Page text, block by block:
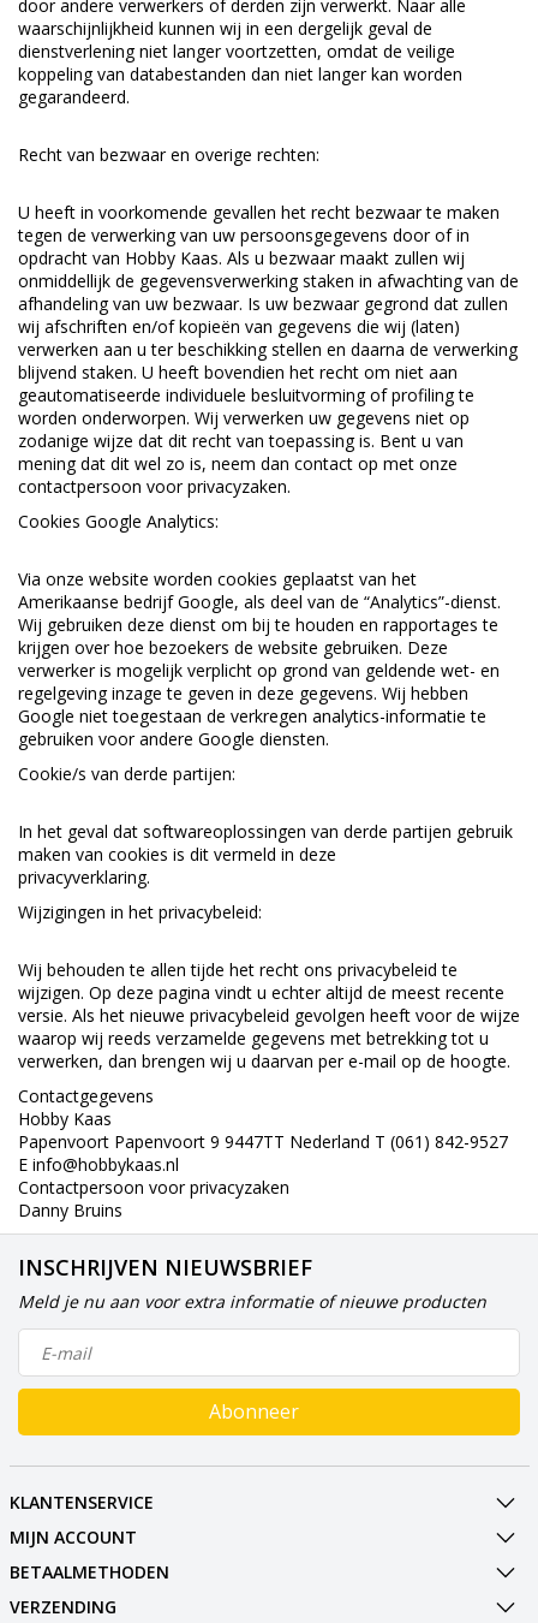
door andere verwerkers of derden zijn verwerkt. Naar alle
waarschijnlijkheid kunnen wij in een dergelijk geval de
dienstverlening niet langer voortzetten, omdat de veilige
koppeling van databestanden dan niet langer kan worden
gegarandeerd.
Recht van bezwaar en overige rechten:
U heeft in voorkomende gevallen het recht bezwaar te maken
tegen de verwerking van uw persoonsgegevens door of in
opdracht van Hobby Kaas. Als u bezwaar maakt zullen wij
onmiddellijk de gegevensverwerking staken in afwachting van de
afhandeling van uw bezwaar. Is uw bezwaar gegrond dat zullen
wij afschriften en/of kopieën van gegevens die wij (laten)
verwerken aan u ter beschikking stellen en daarna de verwerking
blijvend staken. U heeft bovendien het recht om niet aan
geautomatiseerde individuele besluitvorming of profiling te
worden onderworpen. Wij verwerken uw gegevens niet op
zodanige wijze dat dit recht van toepassing is. Bent u van
mening dat dit wel zo is, neem dan contact op met onze
contactpersoon voor privacyzaken.
Cookies Google Analytics:
Via onze website worden cookies geplaatst van het
Amerikaanse bedrijf Google, als deel van de “Analytics”-dienst.
Wij gebruiken deze dienst om bij te houden en rapportages te
krijgen over hoe bezoekers de website gebruiken. Deze
verwerker is mogelijk verplicht op grond van geldende wet- en
regelgeving inzage te geven in deze gegevens. Wij hebben
Google niet toegestaan de verkregen analytics-informatie te
gebruiken voor andere Google diensten.
Cookie/s van derde partijen:
In het geval dat softwareoplossingen van derde partijen gebruik
maken van cookies is dit vermeld in deze
privacyverklaring.
Wijzigingen in het privacybeleid:
Wij behouden te allen tijde het recht ons privacybeleid te
wijzigen. Op deze pagina vindt u echter altijd de meest recente
versie. Als het nieuwe privacybeleid gevolgen heeft voor de wijze
waarop wij reeds verzamelde gegevens met betrekking tot u
verwerken, dan brengen wij u daarvan per e-mail op de hoogte.
Contactgegevens
Hobby Kaas
Papenvoort Papenvoort 9 9447TT Nederland T (061) 842-9527
E info@hobbykaas.nl
Contactpersoon voor privacyzaken
Danny Bruins
INSCHRIJVEN NIEUWSBRIEF
Meld je nu aan voor extra informatie of nieuwe producten
Abonneer
KLANTENSERVICE
MIJN ACCOUNT
BETAALMETHODEN
VERZENDING